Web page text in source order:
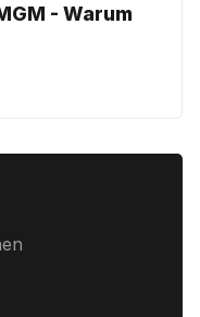
- Warum